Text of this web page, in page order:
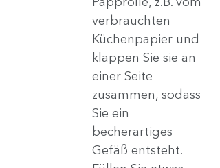
Papprolle, z.B. vom
verbrauchten
Küchenpapier und
klappen Sie sie an
einer Seite
zusammen, sodass
Sie ein
becherartiges
Gefäß entsteht.